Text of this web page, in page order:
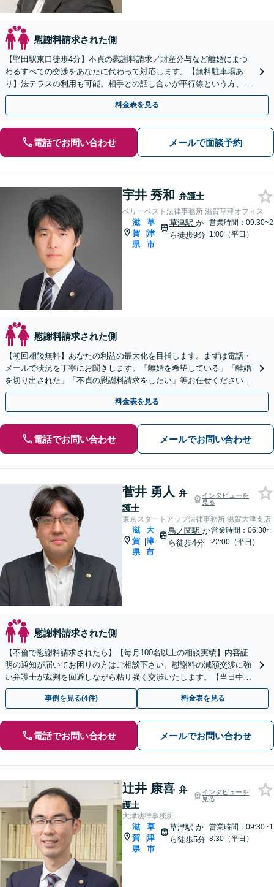
慰謝料請求された側
【堅田駅東口徒歩4分】不貞の慰謝料請求／財産分与など離婚にまつ
わるすべての交渉をあなたに代わって対応します。【無料駐車場あ
り】法テラスの利用も可能。相手との話し合いが平行線という方、一
度ご相談ください。
料金表を見る
電話でお問い合わせ メールで面談予約
宇井 秀和 弁護士
ベリーベスト法律事務所 滋賀草津オフィス
滋
賀
県
|
草
津
市
草津駅 か
ら徒歩9分
営業時間：09:30~2
1:00（平日）
慰謝料請求された側
【初回相談無料】あなたの利益の最大化を目指します。まずは電話・
メールで状況を丁寧にお聞きします。「離婚を希望している」「離婚
を切り出された」「不貞の慰謝料請求をしたい」等お任せください。
【リーズナブルな料金設定】
料金表を見る
電話でお問い合わせ メールでお問い合わせ
菅井 勇人 弁
護士
インタビューを
見る
東京スタートアップ法律事務所 滋賀大津支店
滋
賀
県
|
大
津
市
島ノ関駅 か
ら徒歩4分
営業時間：06:30~
22:00（平日）
慰謝料請求された側
【不倫で慰謝料請求されたら】【毎月100名以上の相談実績】内容証
明の通知が届いてお困りの方はご相談下さい。慰謝料の減額交渉に強
い弁護士が裁判を回避しながら粘り強く交渉いたします。【当日中の
相談可(予約制)】【滋賀県全域対応】
事例を見る(4件) 料金表を見る
電話でお問い合わせ メールでお問い合わせ
辻井 康喜 弁
護士
インタビューを
見る
大津法律事務所
滋
賀
県
|
草
津
市
草津駅 か
ら徒歩5分
営業時間：09:30~1
8:30（平日）